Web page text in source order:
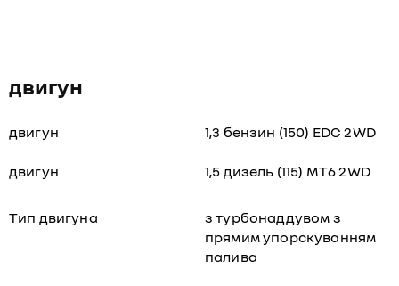
двигун
двигун 1,3 бензин (150) EDC 2WD
двигун 1,5 дизель (115) MT6 2WD
Тип двигуна
з турбонаддувом з
прямим упорскуванням
палива